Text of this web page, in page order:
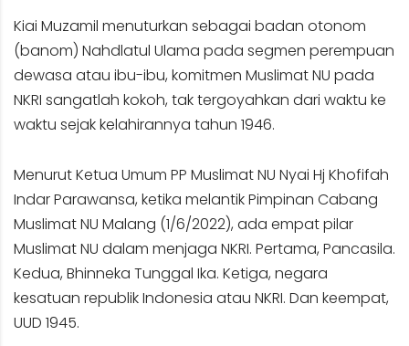
Kiai Muzamil menuturkan sebagai badan otonom
(banom) Nahdlatul Ulama pada segmen perempuan
dewasa atau ibu-ibu, komitmen Muslimat NU pada
NKRI sangatlah kokoh, tak tergoyahkan dari waktu ke
waktu sejak kelahirannya tahun 1946.
Menurut Ketua Umum PP Muslimat NU Nyai Hj Khofifah
Indar Parawansa, ketika melantik Pimpinan Cabang
Muslimat NU Malang (1/6/2022), ada empat pilar
Muslimat NU dalam menjaga NKRI. Pertama, Pancasila.
Kedua, Bhinneka Tunggal Ika. Ketiga, negara
kesatuan republik Indonesia atau NKRI. Dan keempat,
UUD 1945.